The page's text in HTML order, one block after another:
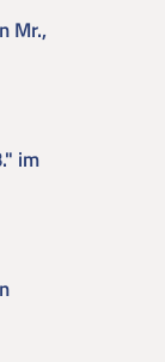
Mr.,
im